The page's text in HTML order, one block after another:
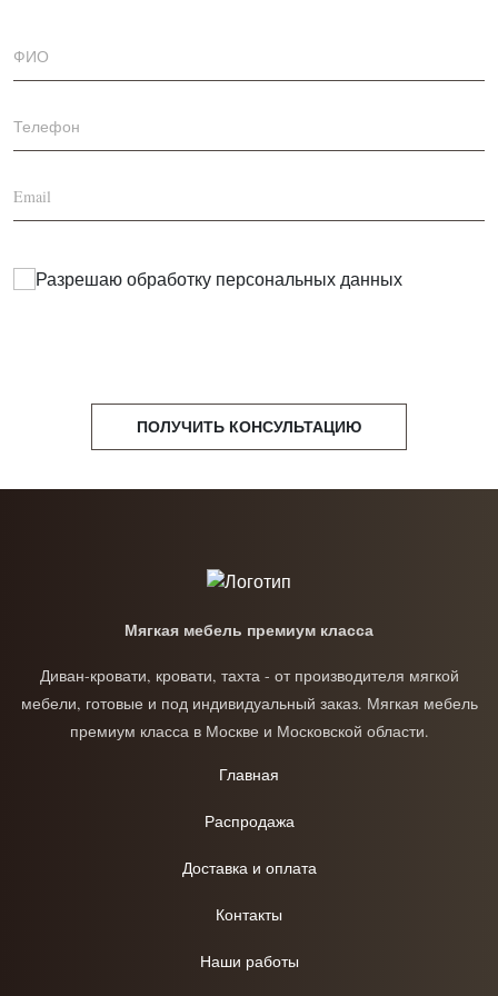
Разрешаю обработку персональных данных
ПОЛУЧИТЬ КОНСУЛЬТАЦИЮ
Мягкая мебель премиум класса
Диван-кровати, кровати, тахта - от производителя мягкой
мебели, готовые и под индивидуальный заказ. Мягкая мебель
премиум класса в Москве и Московской области.
Главная
Распродажа
Доставка и оплата
Контакты
Наши работы